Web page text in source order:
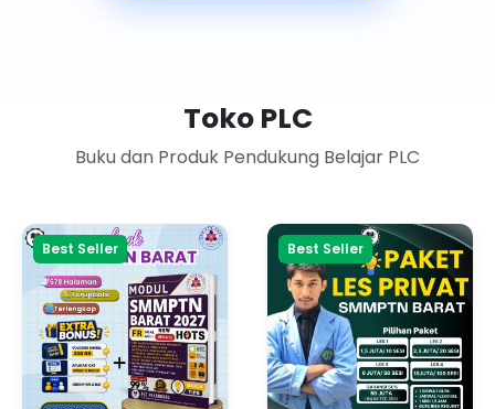
Toko PLC
Buku dan Produk Pendukung Belajar PLC
Best Seller Best Seller